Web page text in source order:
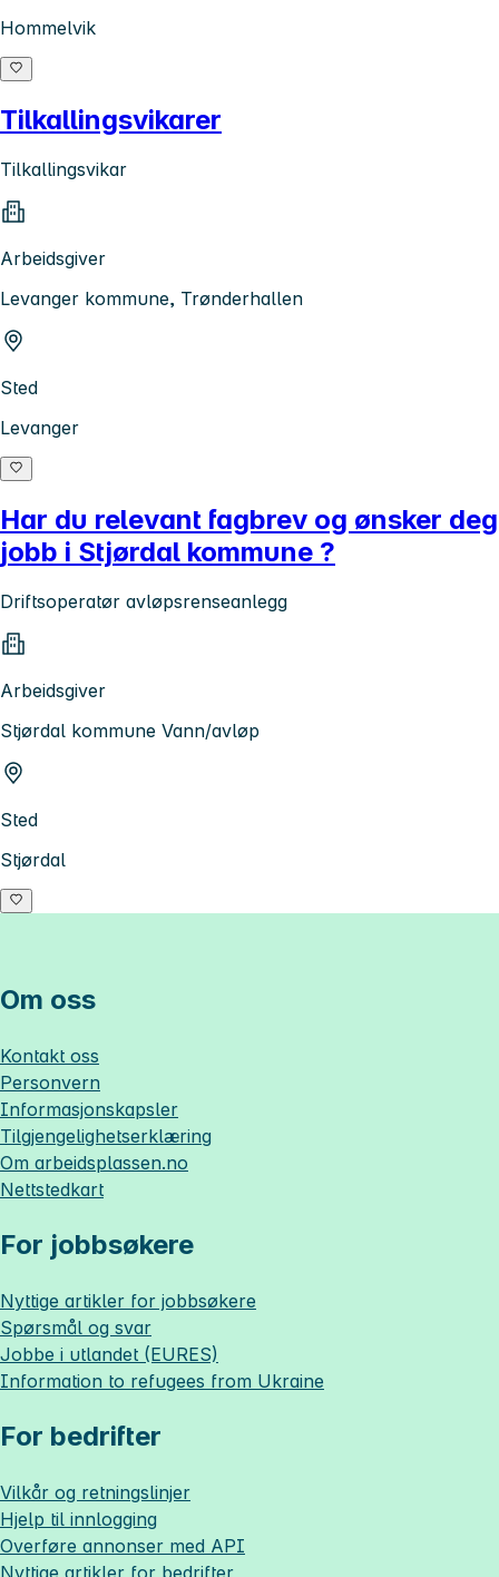
Hommelvik
Tilkallingsvikarer
Tilkallingsvikar
Arbeidsgiver
Levanger kommune, Trønderhallen
Sted
Levanger
Har du relevant fagbrev og ønsker deg
jobb i Stjørdal kommune ?
Driftsoperatør avløpsrenseanlegg
Arbeidsgiver
Stjørdal kommune Vann/avløp
Sted
Stjørdal
Om oss
Kontakt oss
Personvern
Informasjonskapsler
Tilgjengelighetserklæring
Om arbeidsplassen.no
Nettstedkart
For jobbsøkere
Nyttige artikler for jobbsøkere
Spørsmål og svar
Jobbe i utlandet (EURES)
Information to refugees from Ukraine
For bedrifter
Vilkår og retningslinjer
Hjelp til innlogging
Overføre annonser med API
Nyttige artikler for bedrifter